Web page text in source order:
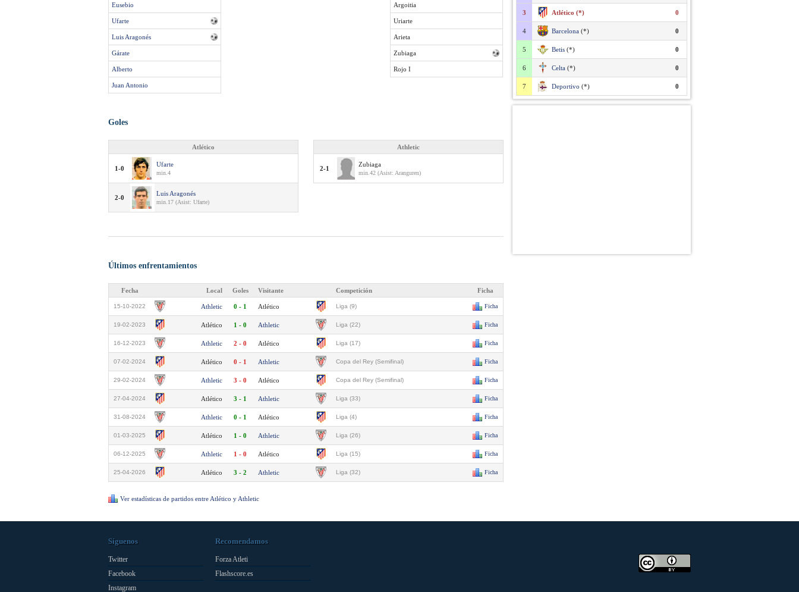
Eusebio
Ufarte
Luis Aragonés
Gárate
Alberto
Juan Antonio
Argoitia
Uriarte
Arieta
Zubiaga
Rojo I
Goles
Atlético
1-0
Ufarte
min.4
2-0
Luis Aragonés
min.17 (Asist: Ufarte)
Athletic
2-1
Zubiaga
min.42 (Asist: Aranguren)
Últimos enfrentamientos
Fecha Local Goles Visitante Competición Ficha
15-10-2022 Athletic 0 - 1 Atlético Liga (9) Ficha
19-02-2023 Atlético 1 - 0 Athletic Liga (22) Ficha
16-12-2023 Athletic 2 - 0 Atlético Liga (17) Ficha
07-02-2024 Atlético 0 - 1 Athletic Copa del Rey (Semifinal) Ficha
29-02-2024 Athletic 3 - 0 Atlético Copa del Rey (Semifinal) Ficha
27-04-2024 Atlético 3 - 1 Athletic Liga (33) Ficha
31-08-2024 Athletic 0 - 1 Atlético Liga (4) Ficha
01-03-2025 Atlético 1 - 0 Athletic Liga (26) Ficha
06-12-2025 Athletic 1 - 0 Atlético Liga (15) Ficha
25-04-2026 Atlético 3 - 2 Athletic Liga (32) Ficha
Ver estadísticas de partidos entre Atlético y Athletic
3 Atlético (*) 0
4 Barcelona (*) 0
5 Betis (*) 0
6 Celta (*) 0
7 Deportivo (*) 0
Síguenos
Twitter
Facebook
Instagram
Recomendamos
Forza Atleti
Flashscore.es